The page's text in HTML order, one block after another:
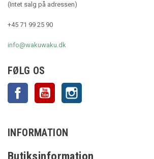
(Intet salg på adressen)
+45 71 99 25 90
info@wakuwaku.dk
FØLG OS
Facebook YouTube
INFORMATION